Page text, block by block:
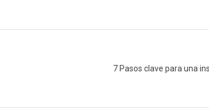
7 Pasos clave para una